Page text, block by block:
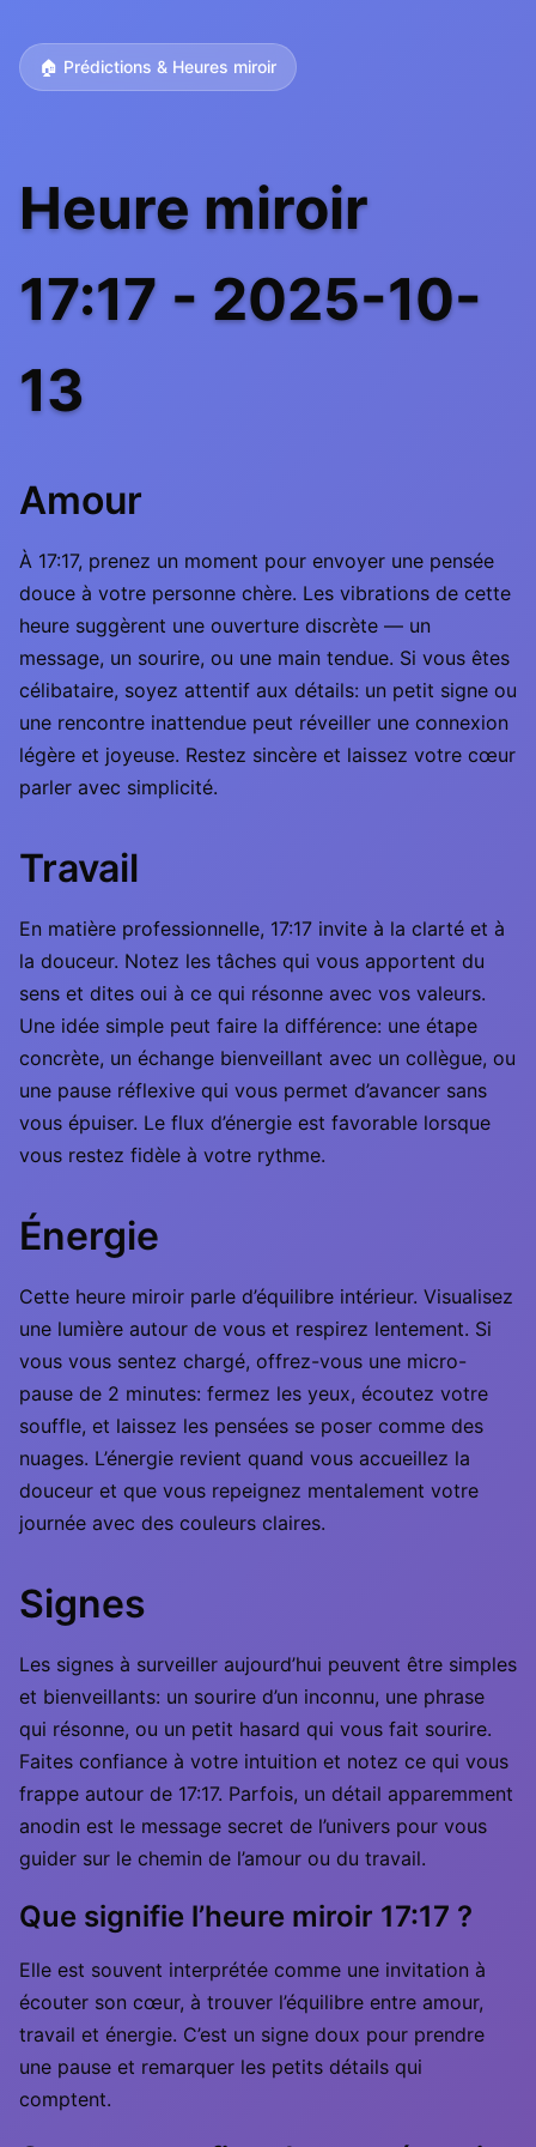
🏠 Prédictions & Heures miroir
Heure miroir
17:17 - 2025-10-
13
Amour
À 17:17, prenez un moment pour envoyer une pensée
douce à votre personne chère. Les vibrations de cette
heure suggèrent une ouverture discrète — un
message, un sourire, ou une main tendue. Si vous êtes
célibataire, soyez attentif aux détails: un petit signe ou
une rencontre inattendue peut réveiller une connexion
légère et joyeuse. Restez sincère et laissez votre cœur
parler avec simplicité.
Travail
En matière professionnelle, 17:17 invite à la clarté et à
la douceur. Notez les tâches qui vous apportent du
sens et dites oui à ce qui résonne avec vos valeurs.
Une idée simple peut faire la différence: une étape
concrète, un échange bienveillant avec un collègue, ou
une pause réflexive qui vous permet d’avancer sans
vous épuiser. Le flux d’énergie est favorable lorsque
vous restez fidèle à votre rythme.
Énergie
Cette heure miroir parle d’équilibre intérieur. Visualisez
une lumière autour de vous et respirez lentement. Si
vous vous sentez chargé, offrez-vous une micro-
pause de 2 minutes: fermez les yeux, écoutez votre
souffle, et laissez les pensées se poser comme des
nuages. L’énergie revient quand vous accueillez la
douceur et que vous repeignez mentalement votre
journée avec des couleurs claires.
Signes
Les signes à surveiller aujourd’hui peuvent être simples
et bienveillants: un sourire d’un inconnu, une phrase
qui résonne, ou un petit hasard qui vous fait sourire.
Faites confiance à votre intuition et notez ce qui vous
frappe autour de 17:17. Parfois, un détail apparemment
anodin est le message secret de l’univers pour vous
guider sur le chemin de l’amour ou du travail.
Que signifie l’heure miroir 17:17 ?
Elle est souvent interprétée comme une invitation à
écouter son cœur, à trouver l’équilibre entre amour,
travail et énergie. C’est un signe doux pour prendre
une pause et remarquer les petits détails qui
comptent.